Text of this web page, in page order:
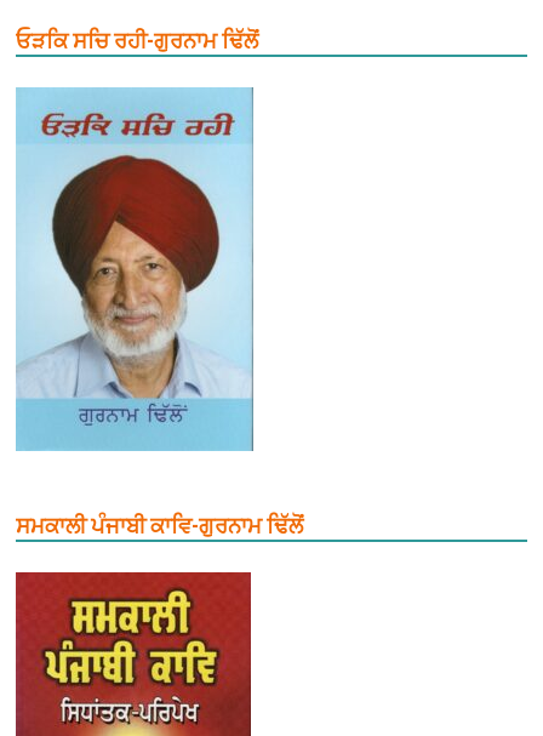
ਓੜਕਿ ਸਚਿ ਰਹੀ-ਗੁਰਨਾਮ ਢਿੱਲੋਂ
ਸਮਕਾਲੀ ਪੰਜਾਬੀ ਕਾਵਿ-ਗੁਰਨਾਮ ਢਿੱਲੋਂ